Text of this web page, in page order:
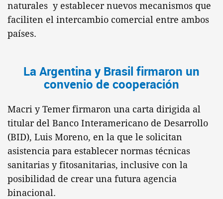
naturales y establecer nuevos mecanismos que
faciliten el intercambio comercial entre ambos
países.
La Argentina y Brasil firmaron un
convenio de cooperación
Macri y Temer firmaron una carta dirigida al
titular del Banco Interamericano de Desarrollo
(BID), Luis Moreno, en la que le solicitan
asistencia para establecer normas técnicas
sanitarias y fitosanitarias, inclusive con la
posibilidad de crear una futura agencia
binacional.